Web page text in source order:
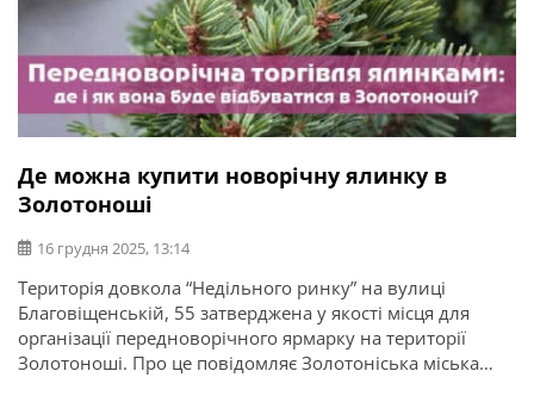
Де можна купити новорічну ялинку в
Золотоноші
16 грудня 2025, 13:14
Територія довкола “Недільного ринку” на вулиці
Благовіщенській, 55 затверджена у якості місця для
організації передноворічного ярмарку на території
Золотоноші. Про це повідомляє Золотоніська міська